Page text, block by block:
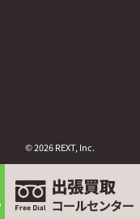
© 2026 REXT, Inc.